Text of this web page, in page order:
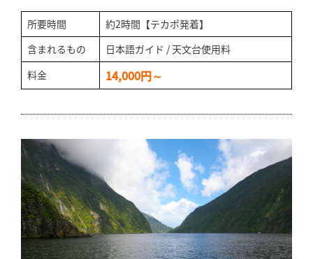
所要時間
約2時間【テカポ発着】
含まれるもの
日本語ガイド / 天文台使用料
料金
14,000円～